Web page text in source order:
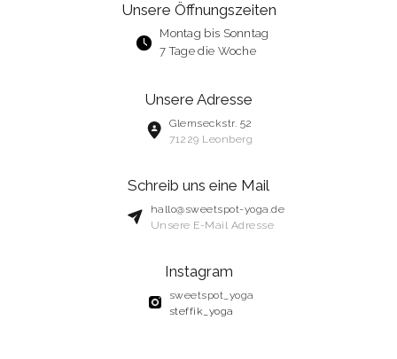
Unsere Öffnungszeiten
Montag bis Sonntag
7 Tage die Woche
Unsere Adresse
Glemseckstr. 52
71229 Leonberg
Schreib uns eine Mail
hallo@sweetspot-yoga.de
Unsere E-Mail Adresse
Instagram
sweetspot_yoga
steffik_yoga